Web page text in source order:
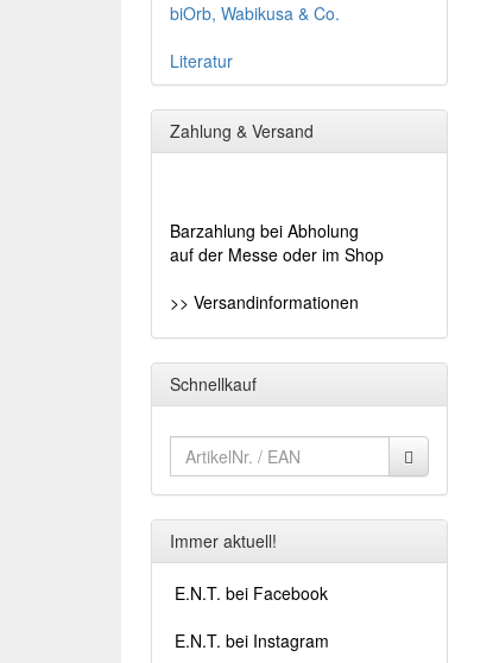
biOrb, Wabikusa & Co.
Literatur
Zahlung & Versand
Barzahlung bei Abholung
auf der Messe oder im Shop
>> Versandinformationen
Schnellkauf
Immer aktuell!
E.N.T. bei Facebook
E.N.T. bei Instagram